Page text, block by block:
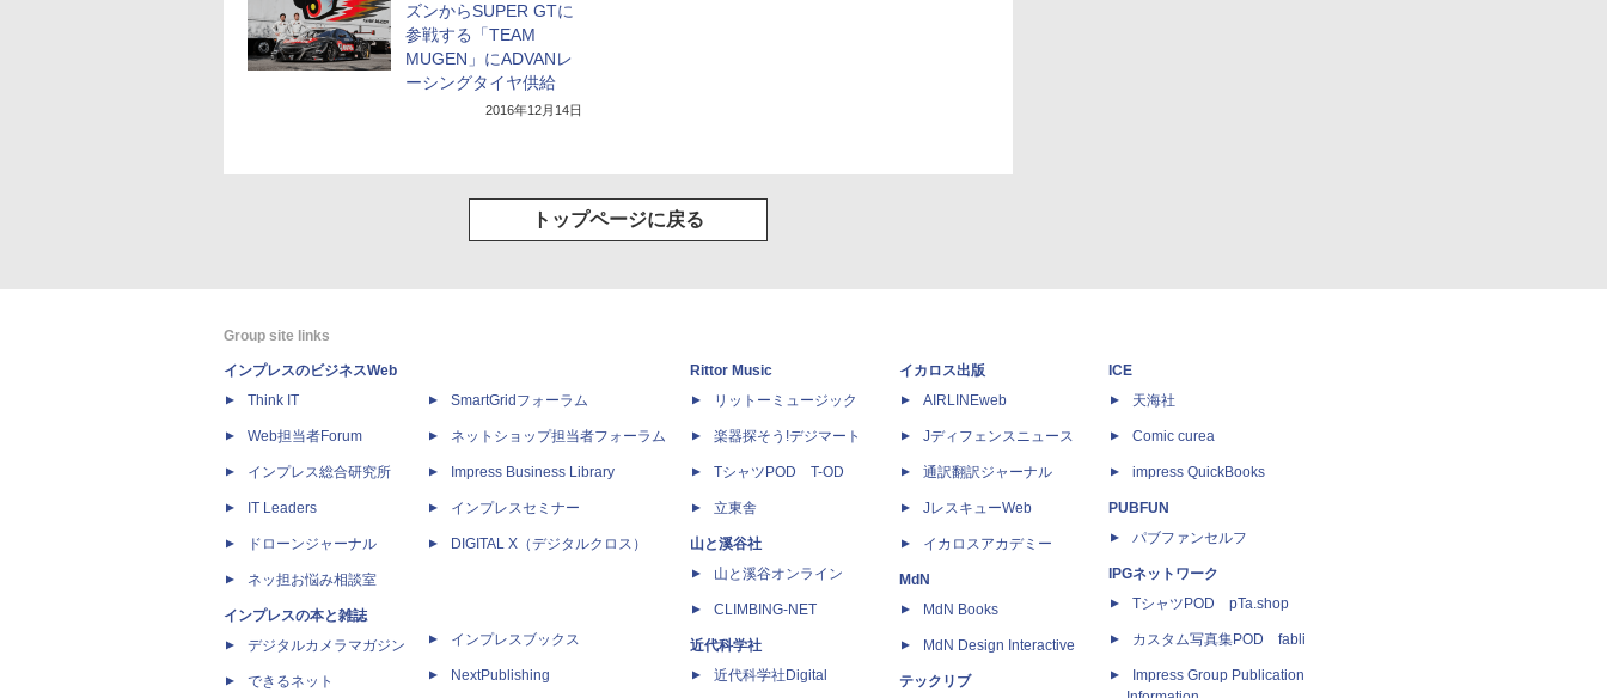
ズンからSUPER GTに
参戦する「TEAM
MUGEN」にADVANレ
ーシングタイヤ供給
2016年12月14日
トップページに戻る
Group site links
インプレスのビジネスWeb
Think IT
Web担当者Forum
インプレス総合研究所
IT Leaders
ドローンジャーナル
ネッ担お悩み相談室
インプレスの本と雑誌
デジタルカメラマガジン
できるネット
SmartGridフォーラム
ネットショップ担当者フォーラム
Impress Business Library
インプレスセミナー
DIGITAL X（デジタルクロス）
インプレスブックス
NextPublishing
Rittor Music
リットーミュージック
楽器探そう!デジマート
TシャツPOD T-OD
立東舎
山と溪谷社
山と溪谷オンライン
CLIMBING-NET
近代科学社
近代科学社Digital
イカロス出版
AIRLINEweb
Jディフェンスニュース
通訳翻訳ジャーナル
JレスキューWeb
イカロスアカデミー
MdN
MdN Books
MdN Design Interactive
テックリブ
ICE
天海社
Comic curea
impress QuickBooks
PUBFUN
パブファンセルフ
IPGネットワーク
TシャツPOD pTa.shop
カスタム写真集POD fabli
Impress Group Publication